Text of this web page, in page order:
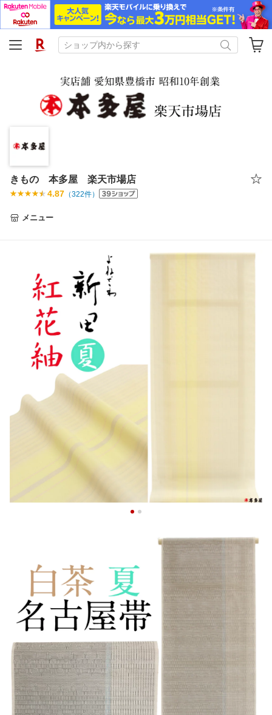
きもの 本多屋 楽天市場店
4.87 （322件）
メニュー